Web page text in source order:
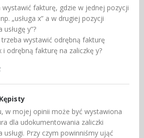
wystawić fakturę, gdzie w jednej pozycji
„usługa x” a w drugiej pozycji
usługę y”?
trzeba wystawić odrębną fakturę
i odrębną fakturę na zaliczkę y?
w mojej opinii może być wystawiona
dla udokumentowania zaliczki
usługi. Przy czym powinniśmy ująć